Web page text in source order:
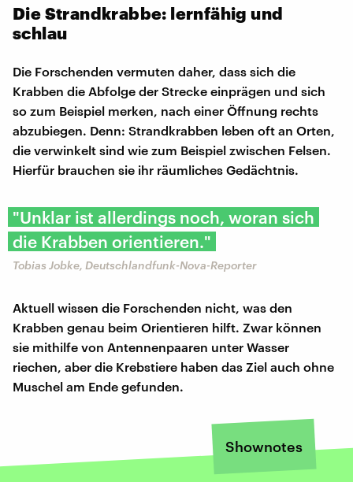
Die Strandkrabbe: lernfähig und
schlau
Die Forschenden vermuten daher, dass sich die
Krabben die Abfolge der Strecke einprägen und sich
so zum Beispiel merken, nach einer Öffnung rechts
abzubiegen. Denn: Strandkrabben leben oft an Orten,
die verwinkelt sind wie zum Beispiel zwischen Felsen.
Hierfür brauchen sie ihr räumliches Gedächtnis.
"Unklar ist allerdings noch, woran sich
die Krabben orientieren."
Tobias Jobke, Deutschlandfunk-Nova-Reporter
Aktuell wissen die Forschenden nicht, was den
Krabben genau beim Orientieren hilft. Zwar können
sie mithilfe von Antennenpaaren unter Wasser
riechen, aber die Krebstiere haben das Ziel auch ohne
Muschel am Ende gefunden.
Shownotes